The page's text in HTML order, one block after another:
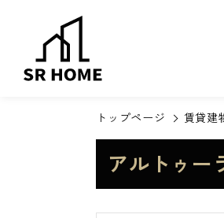
トップページ 賃貸建
アルトゥー